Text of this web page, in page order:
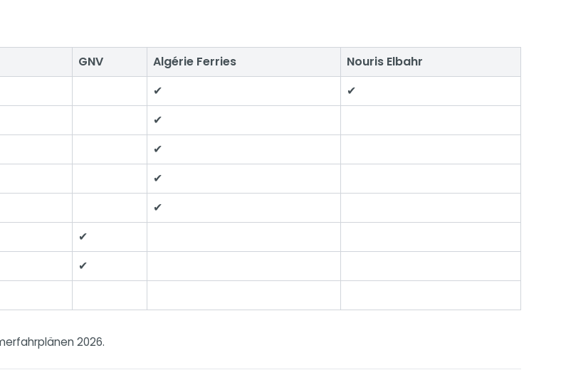
GNV Algérie Ferries
Nouris Elbahr
✔
✔
✔
✔
✔
✔
✔
✔
2026.